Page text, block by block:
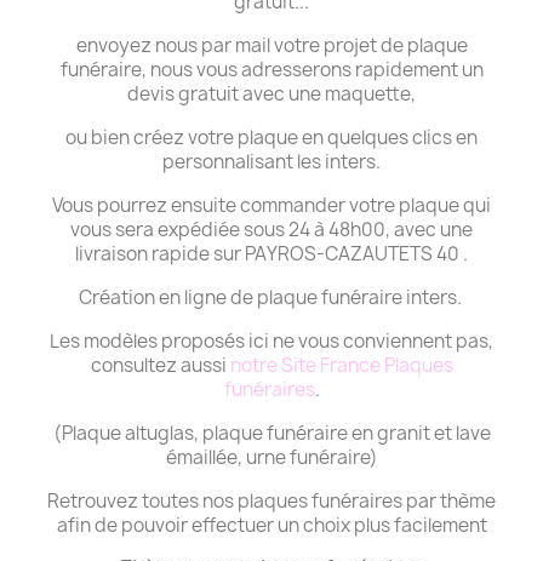
envoyez nous par mail votre projet de plaque
funéraire, nous vous adresserons rapidement un
devis gratuit avec une maquette,
ou bien créez votre plaque en quelques clics en
personnalisant les inters.
Vous pourrez ensuite commander votre plaque qui
vous sera expédiée sous 24 à 48h00, avec une
livraison rapide sur PAYROS-CAZAUTETS 40 .
Création en ligne de plaque funéraire inters.
Les modèles proposés ici ne vous conviennent pas,
consultez aussi notre Site France Plaques
funéraires.
(Plaque altuglas, plaque funéraire en granit et lave
émaillée, urne funéraire)
Retrouvez toutes nos plaques funéraires par thème
afin de pouvoir effectuer un choix plus facilement